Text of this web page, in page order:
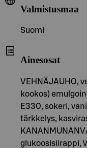
Valmistusmaa
Suomi
Ainesosat
VEHNÄJAUHO,
kookos)
E330, sokeri,
tärkkelys,
glukoosisiirappi,